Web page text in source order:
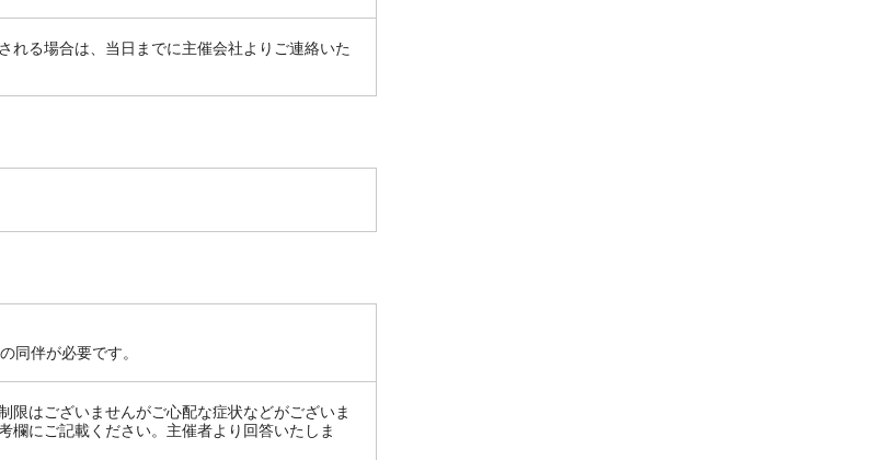
れる場合は、当日までに主催会社よりご連絡いた
同伴が必要です。
限はございませんがご心配な症状などがございま
欄にご記載ください。主催者より回答いたしま